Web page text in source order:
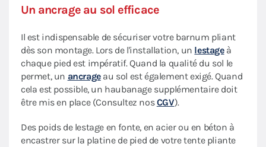
Un ancrage au sol efficace
Il est indispensable de sécuriser votre barnum pliant
dès son montage. Lors de l'installation, un lestageà
chaque pied est impératif. Quand la qualité du sol le
permet, un ancrageau sol est également exigé. Quand
cela est possible, un haubanage supplémentaire doit
être mis en place (Consultez nosCGV).
Des poids de lestage en fonte, en acier ou en béton à
encastrer sur la platine de pied de votre tente pliante